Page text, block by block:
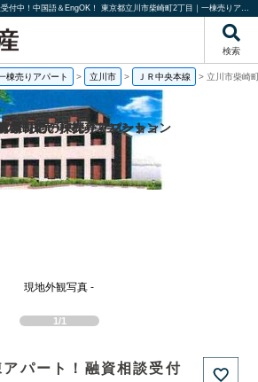
立川市柴崎町1棟アパート！融資相談受付中！中国語＆EngOK！ 東京都立川市柴崎町2丁目｜一棟売りアパート｜投資物件や収益物件｜株式会社リタ不動産
検索
棟売りアパート > 立川市 > ＪＲ中央本線 > 立川市柴崎
1/1
現地外観写真 -
パート！融資相談受付
泰長老の一棟売りマンション
原町の一棟売りマンション
崎町の一棟売りアパート
一棟売りマンション